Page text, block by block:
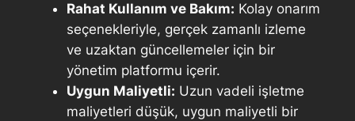
Rahat Kullanım ve Bakım: Kolay onarım
seçenekleriyle, gerçek zamanlı izleme
ve uzaktan güncellemeler için bir
yönetim platformu içerir.
Uygun Maliyetli: Uzun vadeli işletme
maliyetleri düşük, uygun maliyetli bir